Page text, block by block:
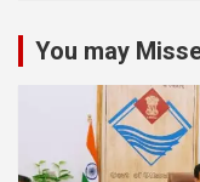
You may